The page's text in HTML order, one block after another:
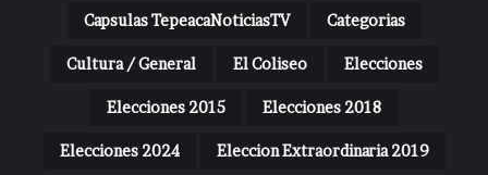
Capsulas TepeacaNoticiasTV Categorias
Cultura / General El Coliseo Elecciones
Elecciones 2015 Elecciones 2018
Elecciones 2024 Eleccion Extraordinaria 2019